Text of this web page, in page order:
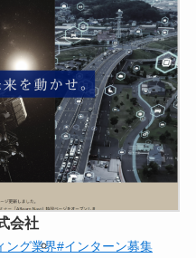
会社
ング業界#インターン募集